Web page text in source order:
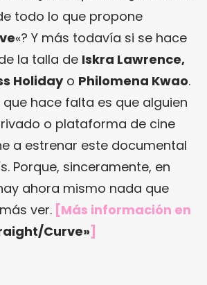
todo lo que propone
«? Y más todavía si se hace
la talla de Iskra Lawrence,
Holidayo Philomena Kwao.
hace falta es que alguien
o plataforma de cine
a estrenar este documental
Porque, sinceramente, en
ahora mismo nada que
ver. [Más información en
Curve»]